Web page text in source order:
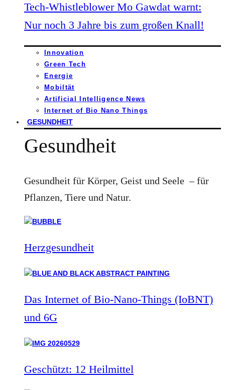
Tech-Whistleblower Mo Gawdat warnt:
Nur noch 3 Jahre bis zum großen Knall!
Innovation
Green Tech
Energie
Mobiltät
Artificial Intelligence News
Internet of Bio Nano Things
GESUNDHEIT
Gesundheit
Gesundheit für Körper, Geist und Seele – für
Pflanzen, Tiere und Natur.
Herzgesundheit
Das Internet of Bio-Nano-Things (IoBNT)
und 6G
Geschützt: 12 Heilmittel